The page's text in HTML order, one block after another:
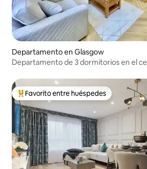
Departamento en Glasgow
Departamento de 3 dormitorios en el
Favorito entre los huéspedes más
Favorito entre huéspedes